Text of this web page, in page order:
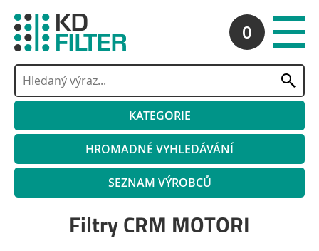
0
KATEGORIE
HROMADNÉ VYHLEDÁVÁNÍ
SEZNAM VÝROBCŮ
Filtry CRM MOTORI